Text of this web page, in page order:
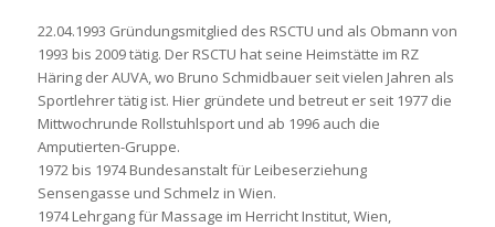
22.04.1993 Gründungsmitglied des RSCTU und als Obmann von
1993 bis 2009 tätig. Der RSCTU hat seine Heimstätte im RZ
Häring der AUVA, wo Bruno Schmidbauer seit vielen Jahren als
Sportlehrer tätig ist. Hier gründete und betreut er seit 1977 die
Mittwochrunde Rollstuhlsport und ab 1996 auch die
Amputierten-Gruppe.
1972 bis 1974 Bundesanstalt für Leibeserziehung
Sensengasse und Schmelz in Wien.
1974 Lehrgang für Massage im Herricht Institut, Wien,